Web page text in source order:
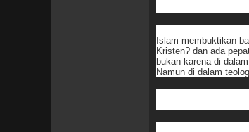
Islam membuktikan
Kristen? dan ada
bukan karena di
Namun di dalam